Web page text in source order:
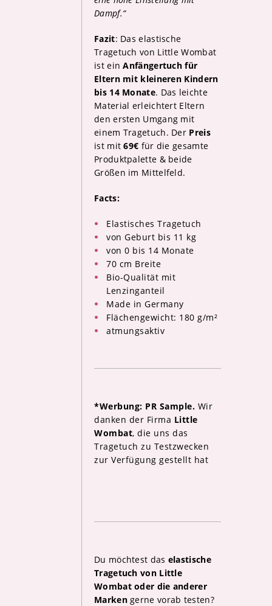
Dampf.“
Fazit: Das elastische
Tragetuch von Little Wombat
ist einAnfängertuch für
Eltern mit kleineren Kindern
bis 14 Monate. Das leichte
Material erleichtert Eltern
den ersten Umgang mit
einem Tragetuch. Der Preis
ist mit69€ für die gesamte
Produktpalette & beide
Größen im Mittelfeld.
Facts:
Elastisches Tragetuch
von Geburt bis 11 kg
von 0 bis 14 Monate
70 cm Breite
Bio-Qualität mit
Lenzinganteil
Made in Germany
Flächengewicht: 180 g/m²
atmungsaktiv
*Werbung: PR Sample. Wir
danken der Firma Little
Wombat, die uns das
Tragetuch zu Testzwecken
zur Verfügung gestellt hat
Du möchtest das elastische
Tragetuch von Little
Wombat oder die anderer
Markengerne vorab testen?